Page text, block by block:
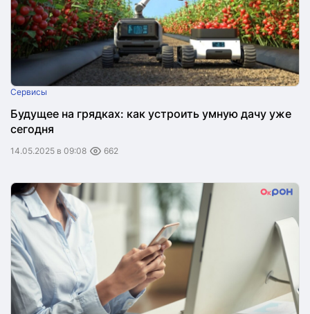
Сервисы
Будущее на грядках: как устроить умную дачу уже
сегодня
14.05.2025 в 09:08 662